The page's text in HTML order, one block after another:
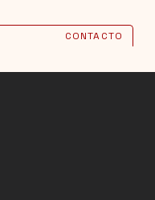
CONTACTO